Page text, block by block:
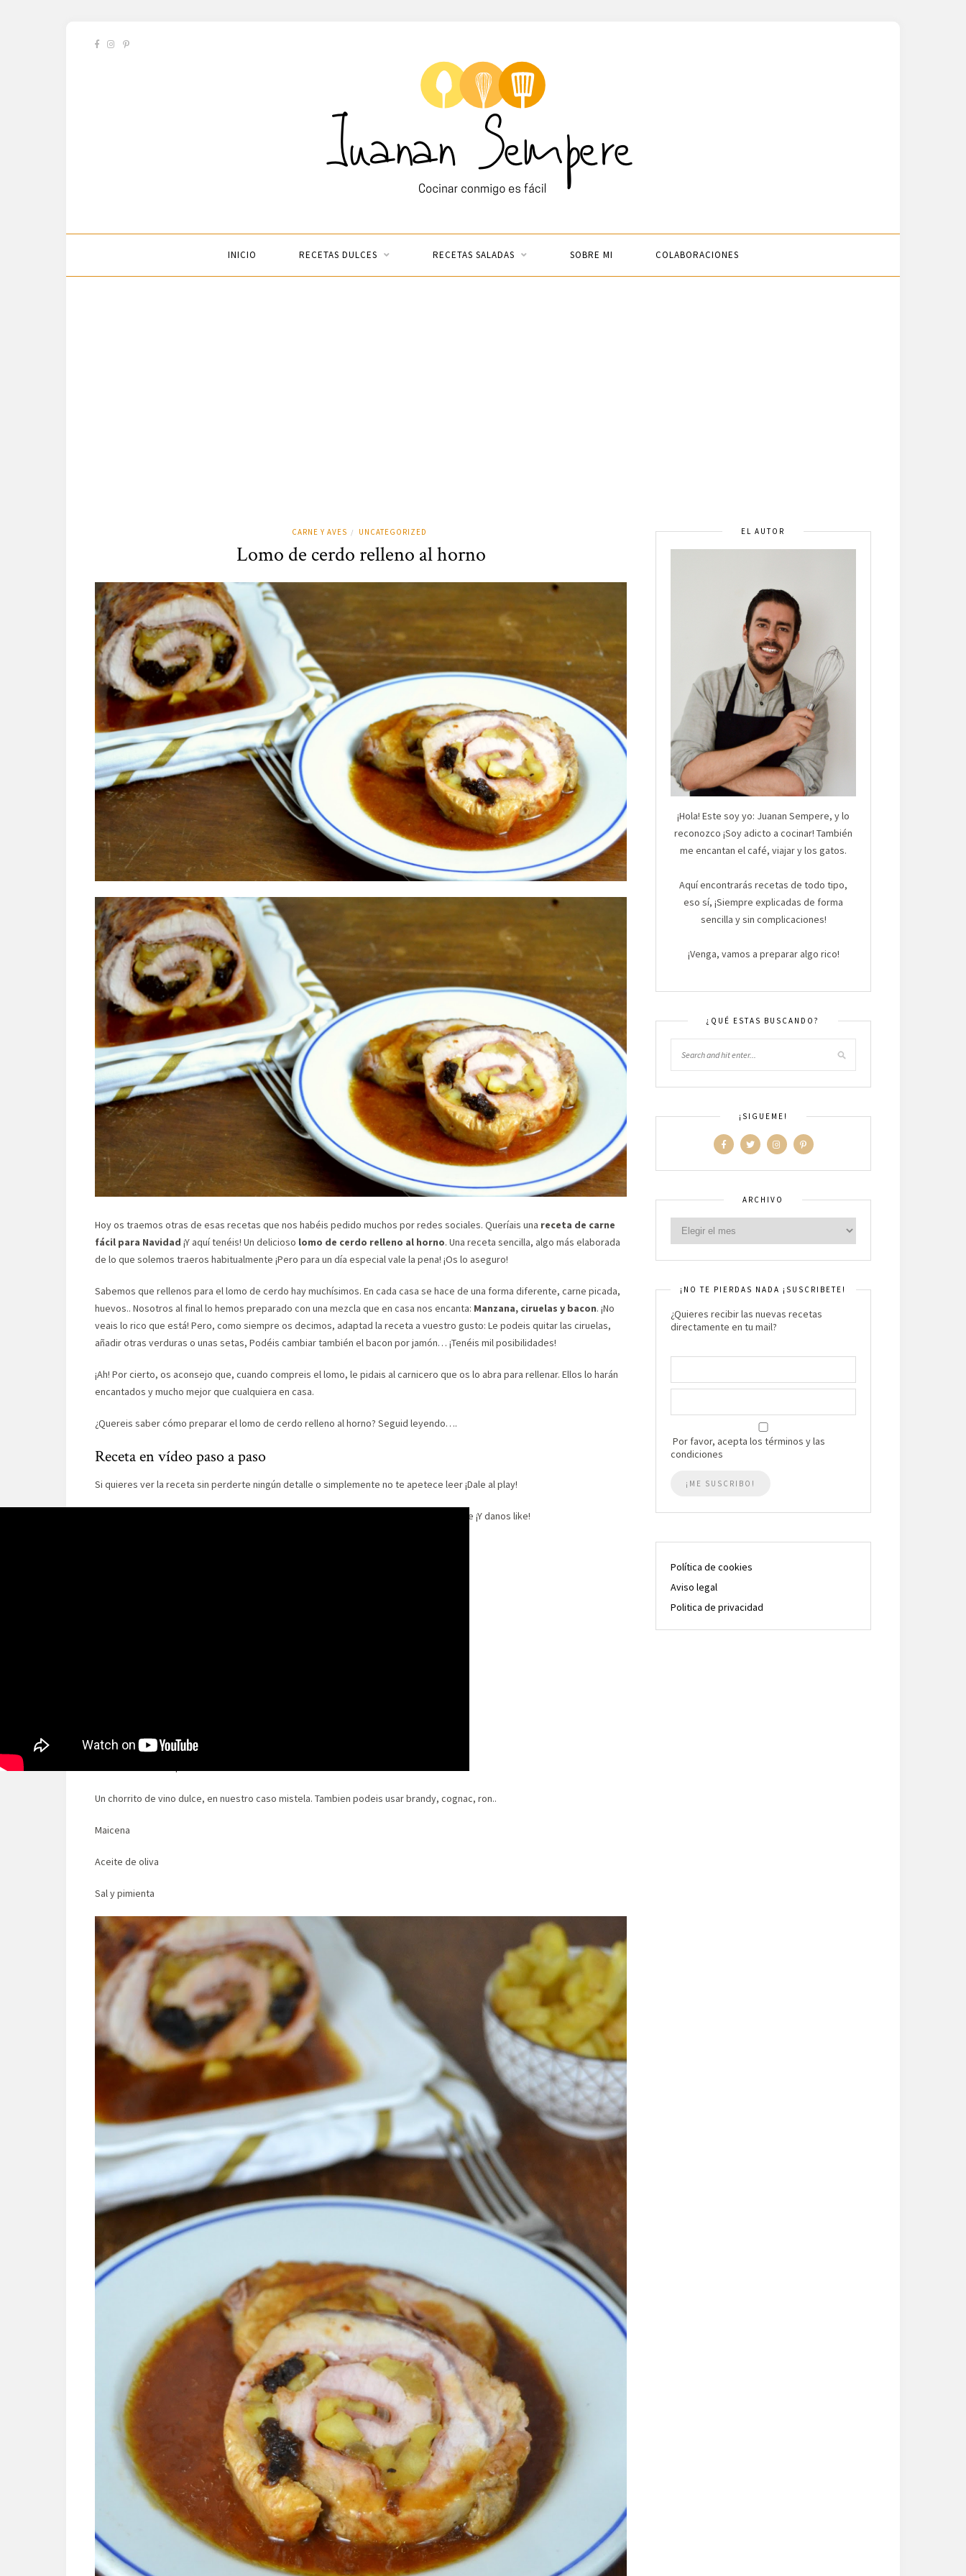
INICIO RECETAS DULCES RECETAS SALADAS SOBRE MI COLABORACIONES
CARNE Y AVES / UNCATEGORIZED
Lomo de cerdo relleno al horno
Hoy os traemos otras de esas recetas que nos habéis pedido muchos por redes sociales. Queríais una receta de carne
fácil para Navidad ¡Y aquí tenéis! Un delicioso lomo de cerdo relleno al horno. Una receta sencilla, algo más elaborada
de lo que solemos traeros habitualmente ¡Pero para un día especial vale la pena! ¡Os lo aseguro!
Sabemos que rellenos para el lomo de cerdo hay muchísimos. En cada casa se hace de una forma diferente, carne picada,
huevos.. Nosotros al final lo hemos preparado con una mezcla que en casa nos encanta: Manzana, ciruelas y bacon. ¡No
veais lo rico que está! Pero, como siempre os decimos, adaptad la receta a vuestro gusto: Le podeis quitar las ciruelas,
añadir otras verduras o unas setas, Podéis cambiar también el bacon por jamón… ¡Tenéis mil posibilidades!
¡Ah! Por cierto, os aconsejo que, cuando compreis el lomo, le pidais al carnicero que os lo abra para rellenar. Ellos lo harán
encantados y mucho mejor que cualquiera en casa.
¿Quereis saber cómo preparar el lomo de cerdo relleno al horno? Seguid leyendo….
Receta en vídeo paso a paso
Si quieres ver la receta sin perderte ningún detalle o simplemente no te apetece leer ¡Dale al play!
. Suscríbete ¡Y danos like!
Un chorrito de vino dulce, en nuestro caso mistela. Tambien podeis usar brandy, cognac, ron..
Maicena
Aceite de oliva
Sal y pimienta
EL AUTOR
¡Hola! Este soy yo: Juanan Sempere, y lo
reconozco ¡Soy adicto a cocinar! También
me encantan el café, viajar y los gatos.
Aquí encontrarás recetas de todo tipo,
eso sí, ¡Siempre explicadas de forma
sencilla y sin complicaciones!
¡Venga, vamos a preparar algo rico!
¿QUÉ ESTAS BUSCANDO?
¡SIGUEME!
ARCHIVO
¡NO TE PIERDAS NADA ¡SUSCRIBETE!
¿Quieres recibir las nuevas recetas
directamente en tu mail?
Por favor, acepta los términos y las
condiciones
Política de cookies
Aviso legal
Politica de privacidad